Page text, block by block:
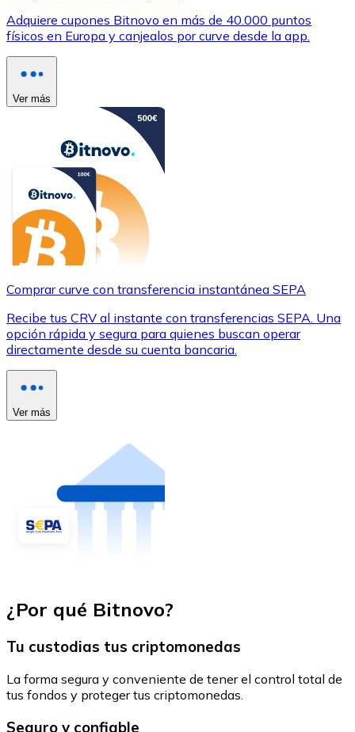
Adquiere cupones Bitnovo en más de 40.000 puntos
físicos en Europa y canjealos por curve desde la app.
Ver más
Comprar curve con transferencia instantánea SEPA
Recibe tus CRV al instante con transferencias SEPA. Una
opción rápida y segura para quienes buscan operar
directamente desde su cuenta bancaria.
Ver más
¿Por qué Bitnovo?
Tu custodias tus criptomonedas
La forma segura y conveniente de tener el control total de
tus fondos y proteger tus criptomonedas.
Seguro y confiable